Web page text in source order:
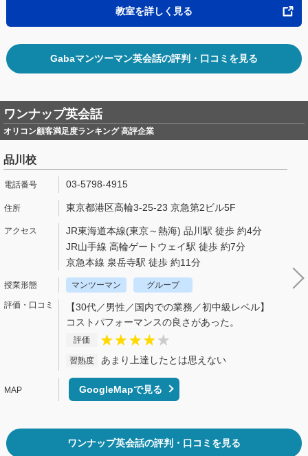
教室を詳しく見る
Gabaマンツーマン英会話の評判・口コミを見る
ワンナップ英会話
オリコン顧客満足度ランキング 高評企業
品川校
03-5798-4915
東京都港区高輪3-25-23 京急第2ビル5F
JR東海道本線(東京～熱海) 品川駅 徒歩 約4分
JR山手線 高輪ゲートウェイ駅 徒歩 約7分
京急本線 泉岳寺駅 徒歩 約11分
マンツーマン グループ
【30代／男性／国内での業務／初中級レベル】
コストパフォーマンスの良さがあった。
評価
習熟度 あまり上達したとは思えない
GoogleMapで見る
ワンナップ英会話の評判・口コミを見る